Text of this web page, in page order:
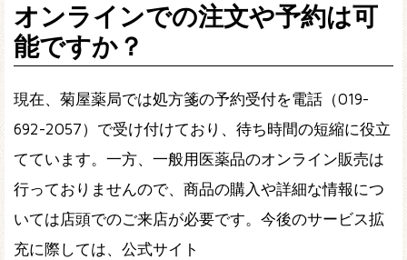
オンラインでの注文や予約は可
能ですか？
現在、菊屋薬局では処方箋の予約受付を電話（019-
692-2057）で受け付けており、待ち時間の短縮に役立
てています。一方、一般用医薬品のオンライン販売は
行っておりませんので、商品の購入や詳細な情報につ
いては店頭でのご来店が必要です。今後のサービス拡
充に際しては、公式サイト